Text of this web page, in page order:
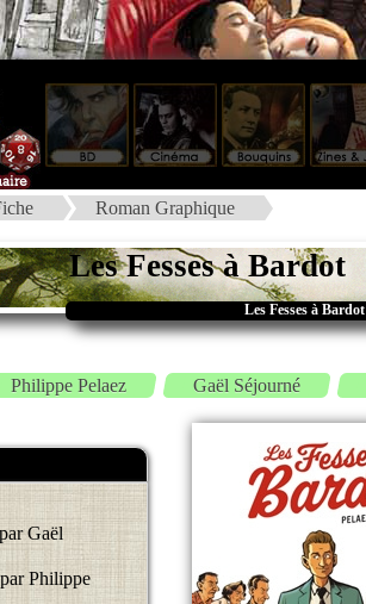
Roman Graphique
Les Fesses à Bardot
Les Fesses à Bardot
Philippe Pelaez Gaël Séjourné
Gaël
Philippe